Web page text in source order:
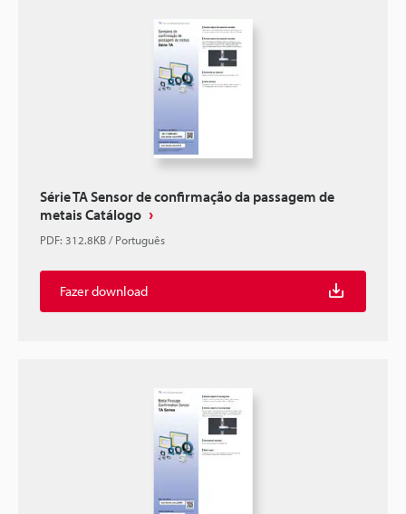
Série TA Sensor de confirmação da passagem de
metais Catálogo
PDF: 312.8KB/Português
Fazer download